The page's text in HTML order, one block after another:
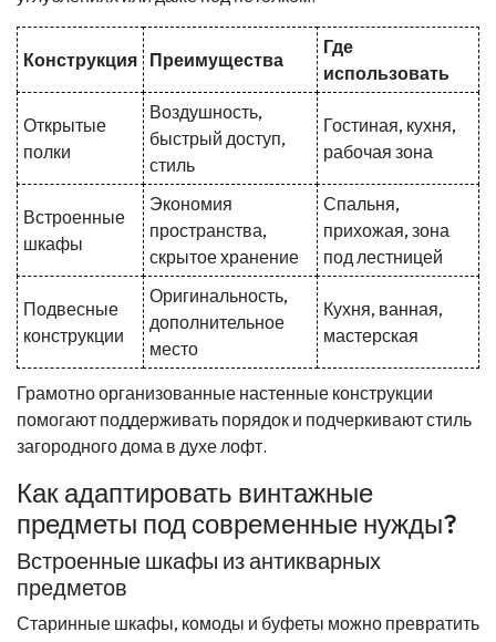
Конструкция Преимущества
Где
использовать
Открытые
полки
Воздушность,
быстрый доступ,
стиль
Гостиная, кухня,
рабочая зона
Встроенные
шкафы
Экономия
пространства,
скрытое хранение
Спальня,
прихожая, зона
под лестницей
Подвесные
конструкции
Оригинальность,
дополнительное
место
Кухня, ванная,
мастерская
Грамотно организованные настенные конструкции
помогают поддерживать порядок и подчеркивают стиль
загородного дома в духе лофт.
Как адаптировать винтажные
предметы под современные нужды?
Встроенные шкафы из антикварных
предметов
Старинные шкафы, комоды и буфеты можно превратить